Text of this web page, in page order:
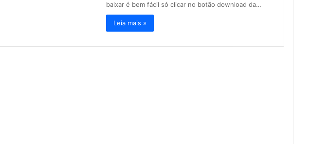
baixar é bem fácil só clicar no botão download da…
Leia mais »